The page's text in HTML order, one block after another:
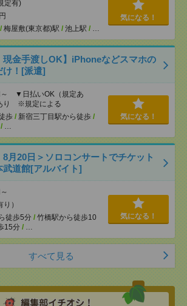
定有)
/ 梅屋敷(東京都)駅 / 池上駅 / …
気になる！
現金手渡しOK】iPhoneなどスマホの
け！[派遣]
～ ▼日払いOK（規定あ
り ※規定による
歩 / 新宿三丁目駅から徒歩 /
/ …
気になる！
8月20日＞ソロコンサートでチケット
武道館[アルバイト]
）
徒歩5分 / 竹橋駅から徒歩10
15分 / …
気になる！
すべて見る